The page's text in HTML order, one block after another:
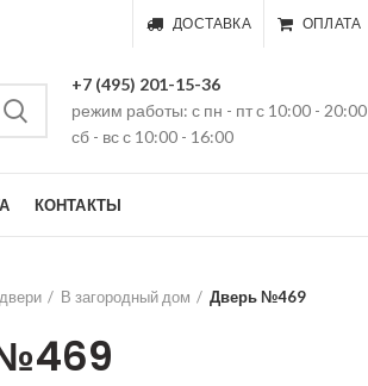
ДОСТАВКА ОПЛАТА
+7 (495) 201-15-36
режим работы: с пн - пт с 10:00 - 20:00
сб - вс с 10:00 - 16:00
КОНТАКТЫ
В загородный дом Дверь №469